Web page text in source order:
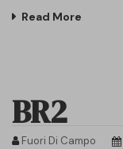
Read More
BR2
Fuori Di Campo